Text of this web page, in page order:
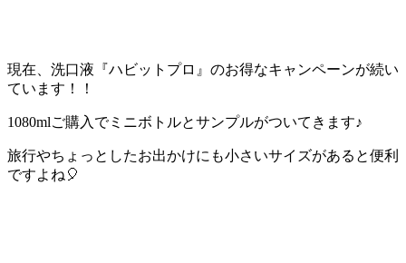
現在、洗口液『ハビットプロ』のお得なキャンペーンが続い
ています！！
1080mlご購入でミニボトルとサンプルがついてきます♪
旅行やちょっとしたお出かけにも小さいサイズがあると便利
ですよね🎈